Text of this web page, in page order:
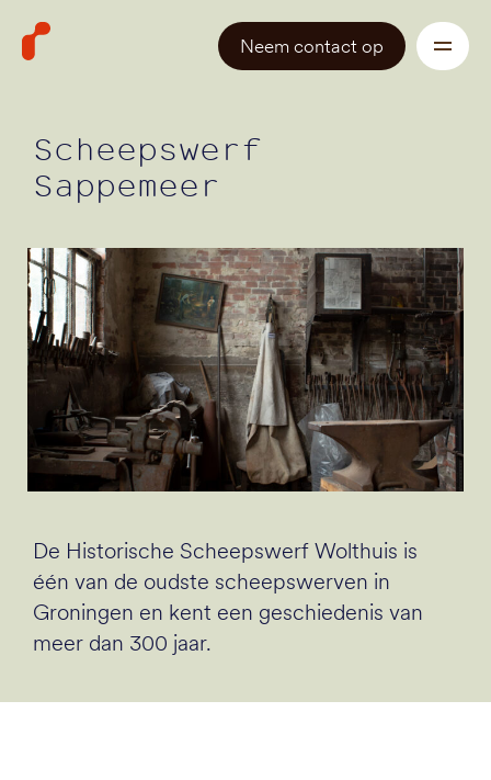
Neem contact op
Scheepswerf
Sappemeer
De Historische Scheepswerf Wolthuis is
één van de oudste scheepswerven in
Groningen en kent een geschiedenis van
meer dan 300 jaar.